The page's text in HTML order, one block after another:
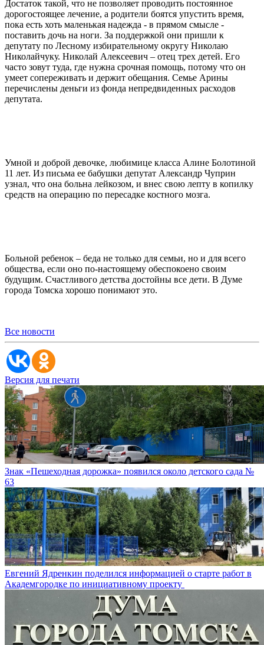
Достаток такой, что не позволяет проводить постоянное
дорогостоящее лечение, а родители боятся упустить время,
пока есть хоть маленькая надежда - в прямом смысле -
поставить дочь на ноги. За поддержкой они пришли к
депутату по Лесному избирательному округу Николаю
Николайчуку. Николай Алексеевич – отец трех детей. Его
часто зовут туда, где нужна срочная помощь, потому что он
умеет сопереживать и держит обещания. Семье Арины
перечислены деньги из фонда непредвиденных расходов
депутата.
Умной и доброй девочке, любимице класса Алине Болотиной
11 лет. Из письма ее бабушки депутат Александр Чуприн
узнал, что она больна лейкозом, и внес свою лепту в копилку
средств на операцию по пересадке костного мозга.
Больной ребенок – беда не только для семьи, но и для всего
общества, если оно по-настоящему обеспокоено своим
будущим. Счастливого детства достойны все дети. В Думе
города Томска хорошо понимают это.
Все новости
Версия для печати
Знак «Пешеходная дорожка» появился около детского сада №
63
Евгений Ядренкин поделился информацией о старте работ в
Академгородке по инициативному проекту